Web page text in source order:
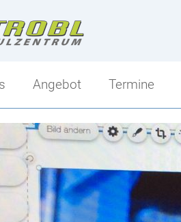
Angebot
Angebot
Sportlicher Schwerpunkt
Mittelschule-Übersicht
Termine